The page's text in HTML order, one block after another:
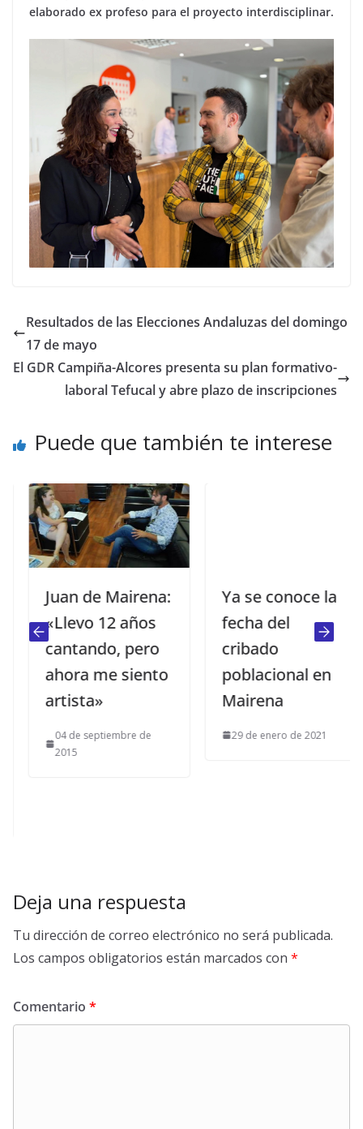
elaborado ex profeso para el proyecto interdisciplinar.
Resultados de las Elecciones Andaluzas del domingo
17 de mayo
El GDR Campiña-Alcores presenta su plan formativo-
laboral Tefucal y abre plazo de inscripciones
Puede que también te interese
Juan de Mairena:
«Llevo 12 años
cantando, pero
ahora me siento
artista»
04 de septiembre de
2015
Ya se conoce la
fecha del
cribado
poblacional en
Mairena
29 de enero de 2021
Deja una respuesta
Tu dirección de correo electrónico no será publicada.
Los campos obligatorios están marcados con *
Comentario *